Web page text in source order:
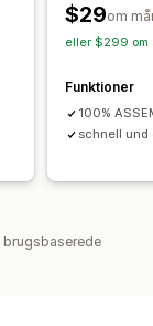
$29om
eller $299 om
Funktioner
100%
schnell
brugsbaserede